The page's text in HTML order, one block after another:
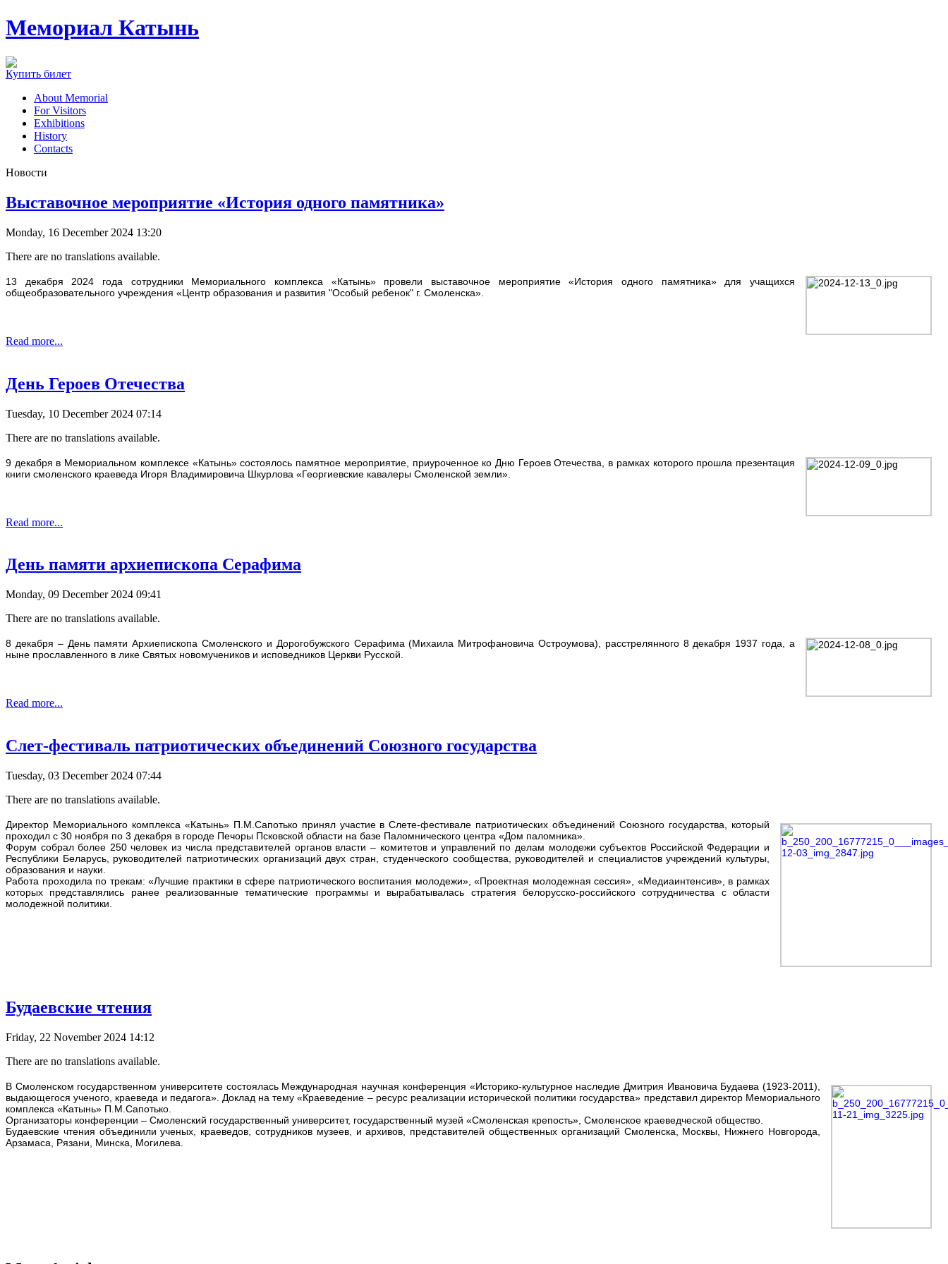
Мемориал Катынь
Купить билет
About Memorial
For Visitors
Exhibitions
History
Contacts
Новости
Выставочное мероприятие «История одного памятника»
Monday, 16 December 2024 13:20
There are no translations available.
13 декабря 2024 года сотрудники Мемориального комплекса «Катынь» провели выставочное мероприятие «История одного памятника» для учащихся
общеобразовательного учреждения «Центр образования и развития "Особый ребенок" г. Смоленска».
Read more...
День Героев Отечества
Tuesday, 10 December 2024 07:14
There are no translations available.
9 декабря в Мемориальном комплексе «Катынь» состоялось памятное мероприятие, приуроченное ко Дню Героев Отечества, в рамках которого прошла презентация
книги смоленского краеведа Игоря Владимировича Шкурлова «Георгиевские кавалеры Смоленской земли».
Read more...
День памяти архиепископа Серафима
Monday, 09 December 2024 09:41
There are no translations available.
8 декабря – День памяти Архиепископа Смоленского и Дорогобужского Серафима (Михаила Митрофановича Остроумова), расстрелянного 8 декабря 1937 года, а
ныне прославленного в лике Святых новомучеников и исповедников Церкви Русской.
Read more...
Слет-фестиваль патриотических объединений Союзного государства
Tuesday, 03 December 2024 07:44
There are no translations available.
Директор Мемориального комплекса «Катынь» П.М.Сапотько принял участие в Слете-фестивале патриотических объединений Союзного государства, который
проходил с 30 ноября по 3 декабря в городе Печоры Псковской области на базе Паломнического центра «Дом паломника».
Форум собрал более 250 человек из числа представителей органов власти – комитетов и управлений по делам молодежи субъектов Российской Федерации и
Республики Беларусь, руководителей патриотических организаций двух стран, студенческого сообщества, руководителей и специалистов учреждений культуры,
образования и науки.
Работа проходила по трекам: «Лучшие практики в сфере патриотического воспитания молодежи», «Проектная молодежная сессия», «Медиаинтенсив», в рамках
которых представлялись ранее реализованные тематические программы и вырабатывалась стратегия белорусско-российского сотрудничества с области
молодежной политики.
Будаевские чтения
Friday, 22 November 2024 14:12
There are no translations available.
В Смоленском государственном университете состоялась Международная научная конференция «Историко-культурное наследие Дмитрия Ивановича Будаева (1923-2011),
выдающегося ученого, краеведа и педагога». Доклад на тему «Краеведение – ресурс реализации исторической политики государства» представил директор Мемориального
комплекса «Катынь» П.М.Сапотько.
Организаторы конференции – Смоленский государственный университет, государственный музей «Смоленская крепость», Смоленское краеведческой общество.
Будаевские чтения объединили ученых, краеведов, сотрудников музеев, и архивов, представителей общественных организаций Смоленска, Москвы, Нижнего Новгорода,
Арзамаса, Рязани, Минска, Могилева.